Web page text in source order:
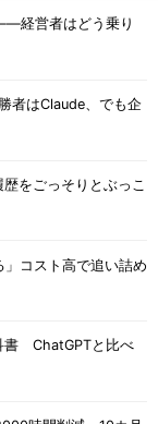
経営者はどう乗り
者はClaude、でも企
をごっそりとぶっこ
」コスト高で追い詰め
書 ChatGPTと比べ